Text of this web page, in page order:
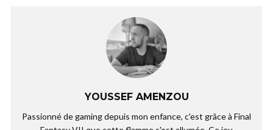
YOUSSEF AMENZOU
Passionné de gaming depuis mon enfance, c'est grâce à Final